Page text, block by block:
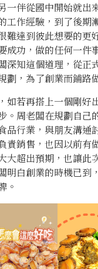
一伴從國中開始就出
工作經驗，到了後期
難達到彼此想要的更
成功，做的任何一件
深知這個道理，從正
劃，為了創業而鋪路
如若再搭上一個剛好
。周老闆在規劃自己
品行業，與朋友溝通
責銷售，也因以前有
大超出預期，也讓此
明白創業的時機已到
。